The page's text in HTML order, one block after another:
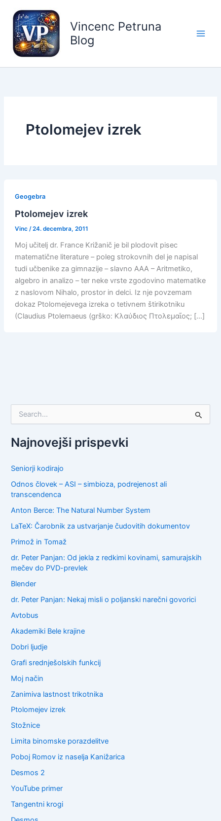
content
Vincenc Petruna
Blog
Ptolomejev izrek
Geogebra
Ptolomejev izrek
Vinc /24. decembra, 2011
Moj učitelj dr. France Križanič je bil plodovit pisec
matematične literature – poleg strokovnih del je napisal
tudi učbenike za gimnazije – slavno AAA – Aritmetiko,
algebro in analizo – ter neke vrste zgodovino matematike
z naslovom Nihalo, prostor in delci. Iz nje povzemam
dokaz Ptolomejevega izreka o tetivnem štirikotniku
(Claudius Ptolemaeus (grško: Κλαύδιος Πτολεμαῖος; […]
r
c
f
r
:
Najnovejši prispevki
Seniorji kodirajo
Odnos človek – ASI – simbioza, podrejenost ali
transcendenca
Anton Berce: The Natural Number System
LaTeX: Čarobnik za ustvarjanje čudovitih dokumentov
Primož in Tomaž
dr. Peter Panjan: Od jekla z redkimi kovinami, samurajskih
mečev do PVD-prevlek
Blender
dr. Peter Panjan: Nekaj misli o poljanski narečni govorici
Avtobus
Akademiki Bele krajine
Dobri ljudje
Grafi srednješolskih funkcij
Moj način
Zanimiva lastnost trikotnika
Ptolomejev izrek
Stožnice
Limita binomske porazdelitve
Poboj Romov iz naselja Kanižarica
Desmos 2
YouTube primer
Tangentni krogi